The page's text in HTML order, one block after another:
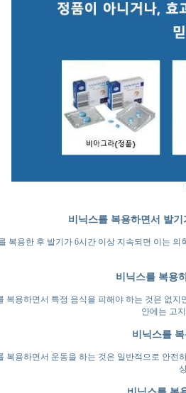
비닉스를 복용하면서 발
복용한 후 발기가 6시간 이상 지속되면 이는
비닉스를 복용
복용하면서 특정 음식을 피해야 하는 것은 없
안에는 고
비닉스를
복용하면서 운동을 하는 것은 일반적으로 안전